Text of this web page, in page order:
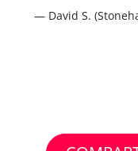
— David S.